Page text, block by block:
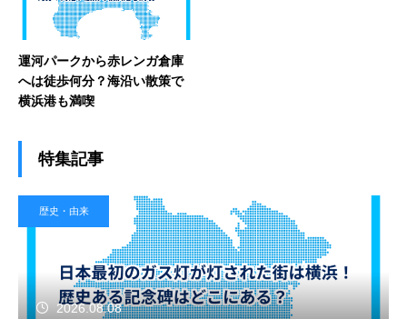
運河パークから赤レンガ倉庫
へは徒歩何分？海沿い散策で
横浜港も満喫
特集記事
歴史・由来
2026.08.08